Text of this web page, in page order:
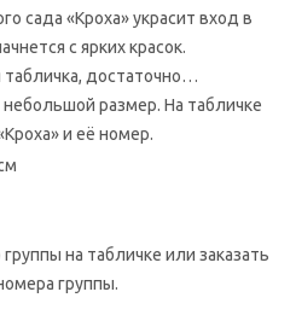
сада «Кроха» украсит вход в
с ярких красок.
достаточно
размер. На табличке
и её номер.
на табличке или заказать
группы.